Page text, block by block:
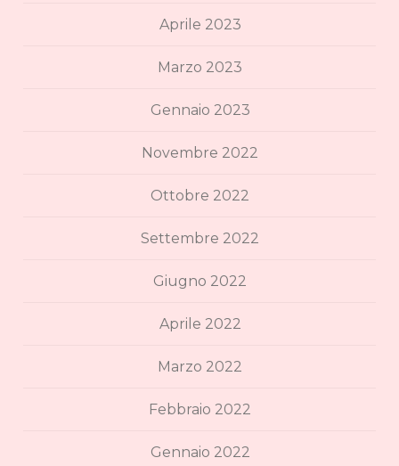
Aprile 2023
Marzo 2023
Gennaio 2023
Novembre 2022
Ottobre 2022
Settembre 2022
Giugno 2022
Aprile 2022
Marzo 2022
Febbraio 2022
Gennaio 2022